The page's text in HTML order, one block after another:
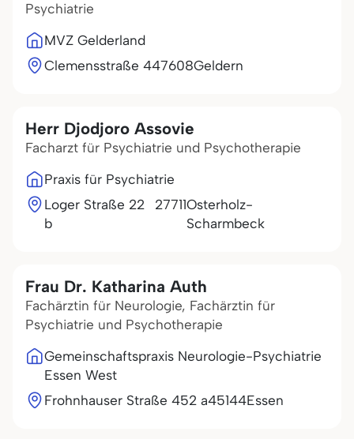
Psychiatrie
MVZ Gelderland
Clemensstraße 447608Geldern
Herr Djodjoro Assovie
Facharzt für Psychiatrie und Psychotherapie
Praxis für Psychiatrie
Loger Straße 22
b
27711Osterholz-
Scharmbeck
Frau Dr. Katharina Auth
Fachärztin für Neurologie, Fachärztin für
Psychiatrie und Psychotherapie
Gemeinschaftspraxis Neurologie-Psychiatrie
Essen West
Frohnhauser Straße 452 a45144Essen